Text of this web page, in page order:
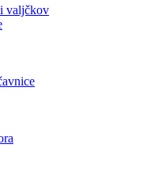
valjčkov